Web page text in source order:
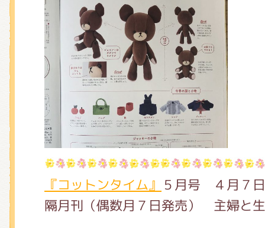
『コットンタイム』 ５月号 ４月７
隔月刊（偶数月７日発売） 主婦と